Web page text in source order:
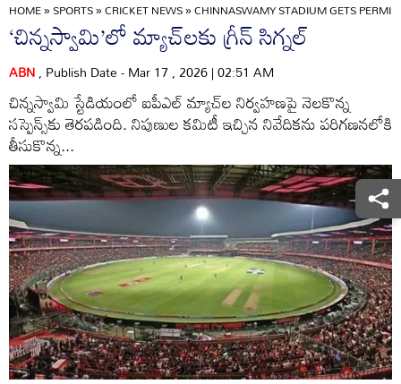
HOME»SPORTS»CRICKET NEWS»CHINNASWAMY STADIUM GETS
‘చిన్నస్వామి’లో మ్యాచ్‌లకు గ్రీన్‌ సిగ్నల్‌
ABN, Publish Date - Mar 17 , 2026 | 02:51 AM
చిన్నస్వామి స్టేడియంలో ఐపీఎల్‌ మ్యాచ్‌ల నిర్వహణపై నెలకొన్న
సస్పెన్స్‌కు తెరపడింది. నిపుణుల కమిటీ ఇచ్చిన నివేదికను పరిగణనలోకి
తీసుకొన్న...